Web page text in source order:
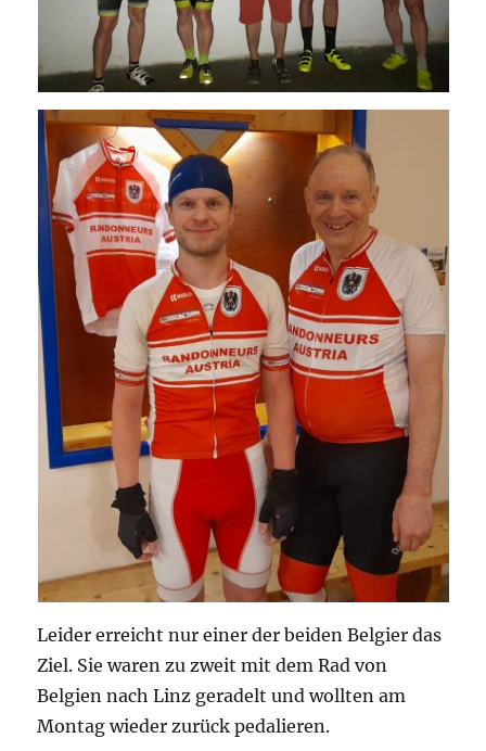
Leider erreicht nur einer der beiden Belgier das
Ziel. Sie waren zu zweit mit dem Rad von
Belgien nach Linz geradelt und wollten am
Montag wieder zurück pedalieren.